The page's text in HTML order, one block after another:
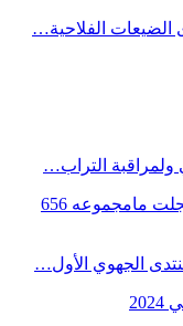
الفلاحية…
ولمراقبة التراب…
2024 : مراكش ضمن أربع مدن بالممكلة سجلت مامجموعه 656
الجهوي الأول…